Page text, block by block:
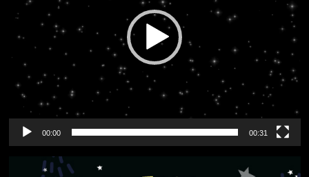
00:00 00:31